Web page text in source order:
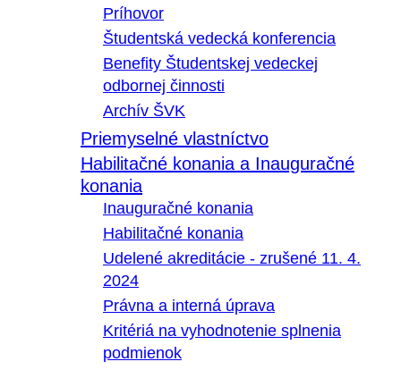
Príhovor
Študentská vedecká konferencia
Benefity Študentskej vedeckej
odbornej činnosti
Archív ŠVK
Priemyselné vlastníctvo
Habilitačné konania a Inauguračné
konania
Inauguračné konania
Habilitačné konania
Udelené akreditácie - zrušené 11. 4.
2024
Právna a interná úprava
Kritériá na vyhodnotenie splnenia
podmienok